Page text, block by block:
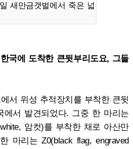
새만금갯벌에서 죽은 넓
국에 도착한 큰뒷부리도요, 그들
서 위성 추적장치를 부착한 큰뒷
에서 발견되었다. 그중 한 마리는
암컷)를 부착한 채로 아산만
마리는 Z0(black flag, engraved